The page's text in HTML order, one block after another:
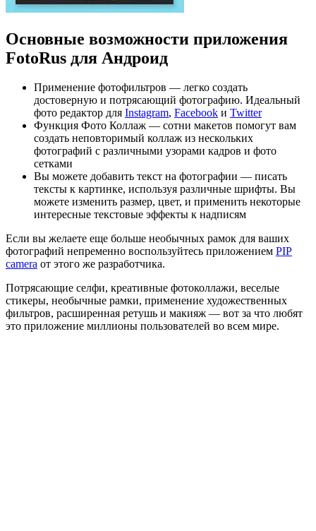
Основные возможности приложения
FotoRus для Андроид
Применение фотофильтров — легко создать
достоверную и потрясающий фотографию. Идеальный
фото редактор для Instagram, Facebook и Twitter
Функция Фото Коллаж — сотни макетов помогут вам
создать неповторимый коллаж из нескольких
фотографий с различными узорами кадров и фото
сетками
Вы можете добавить текст на фотографии — писать
тексты к картинке, используя различные шрифты. Вы
можете изменить размер, цвет, и применить некоторые
интересные текстовые эффекты к надписям
Если вы желаете еще больше необычных рамок для ваших
фотографий непременно воспользуйтесь приложением PIP
camera от этого же разработчика.
Потрясающие селфи, креативные фотоколлажи, веселые
стикеры, необычные рамки, применение художественных
фильтров, расширенная ретушь и макияж — вот за что любят
это приложение миллионы пользователей во всем мире.